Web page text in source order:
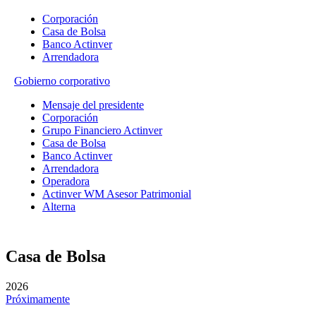
Corporación
Casa de Bolsa
Banco Actinver
Arrendadora
Gobierno corporativo
Mensaje del presidente
Corporación
Grupo Financiero Actinver
Casa de Bolsa
Banco Actinver
Arrendadora
Operadora
Actinver WM Asesor Patrimonial
Alterna
Casa de Bolsa
2026
Próximamente